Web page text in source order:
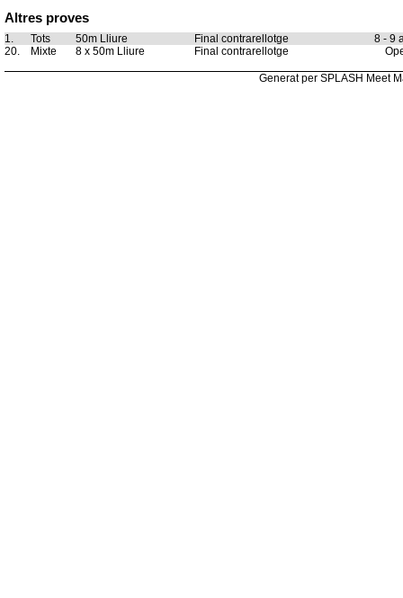
Altres proves
1. Tots 50m Lliure Final contrarellotge
8 - 9
20.
Mixte 8 x 50m Lliure Final contrarellotge
Generat per SPLASH Meet